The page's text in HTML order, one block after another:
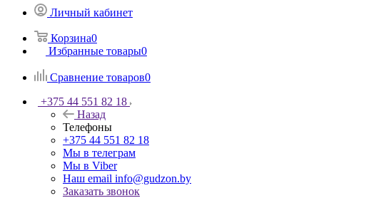
Личный кабинет
Корзина0
Избранные товары0
Сравнение товаров0
+375 44 551 82 18
Назад
Телефоны
+375 44 551 82 18
Мы в телеграм
Мы в Viber
Наш email info@gudzon.by
Заказать звонок